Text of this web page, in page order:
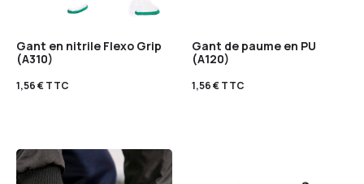
Gant en nitrile Flexo Grip
(A310)
1,56€TTC
Gant de paume en PU
(A120)
1,56€TTC